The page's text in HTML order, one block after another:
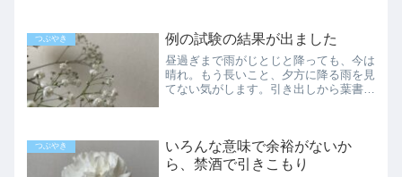
で、しばらくの間は一日おきに体調を見
ながら過ごす感じです。モヤ...
つぶやき 例の試験の結果が出ました
昼過ぎまで雨がじとじと降っても、今は
晴れ。もう長いこと、夕方に降る雨を見
てない気がします。引き出しから葉書を
乙種第4類…略して乙四の...
つぶやき
いろんな意味で余裕がないか
ら、禁酒で引きこもり